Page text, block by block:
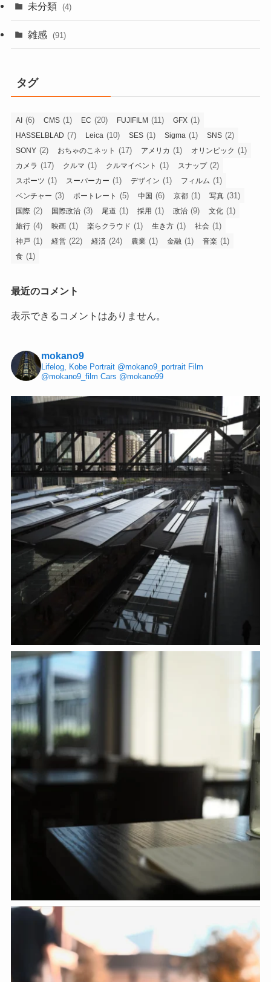
未分類 (4)
雑感 (91)
タグ
AI (6) CMS (1) EC (20) FUJIFILM (11) GFX (1)
HASSELBLAD (7) Leica (10) SES (1) Sigma (1) SNS (2)
SONY (2) おちゃのこネット (17) アメリカ (1) オリンピック (1)
カメラ (17) クルマ (1) クルマイベント (1) スナップ(2)
スポーツ (1) スーパーカー (1) デザイン (1) フィルム (1)
ベンチャー (3) ポートレート (5) 中国 (6) 京都 (1) 写真 (31)
国際 (2) 国際政治 (3) 尾道 (1) 採用 (1) 政治 (9) 文化 (1)
旅行 (4) 映画 (1) 楽らクラウド (1) 生き方 (1) 社会 (1)
神戸 (1) 経営 (22) 経済 (24) 農業 (1) 金融 (1) 音楽 (1)
食 (1)
最近のコメント
表示できるコメントはありません。
mokano9
Lifelog, KobePortrait @mokano9_portraitFilm
@mokano9_film Cars @mokano99